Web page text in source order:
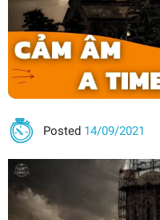
Posted 14/09/2021